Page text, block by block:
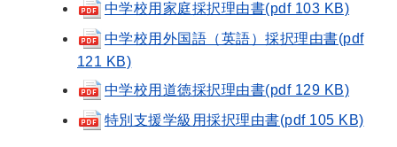
中学校用家庭採択理由書(pdf 103 KB)
中学校用外国語（英語）採択理由書(pdf
121 KB)
中学校用道徳採択理由書(pdf 129 KB)
特別支援学級用採択理由書(pdf 105 KB)